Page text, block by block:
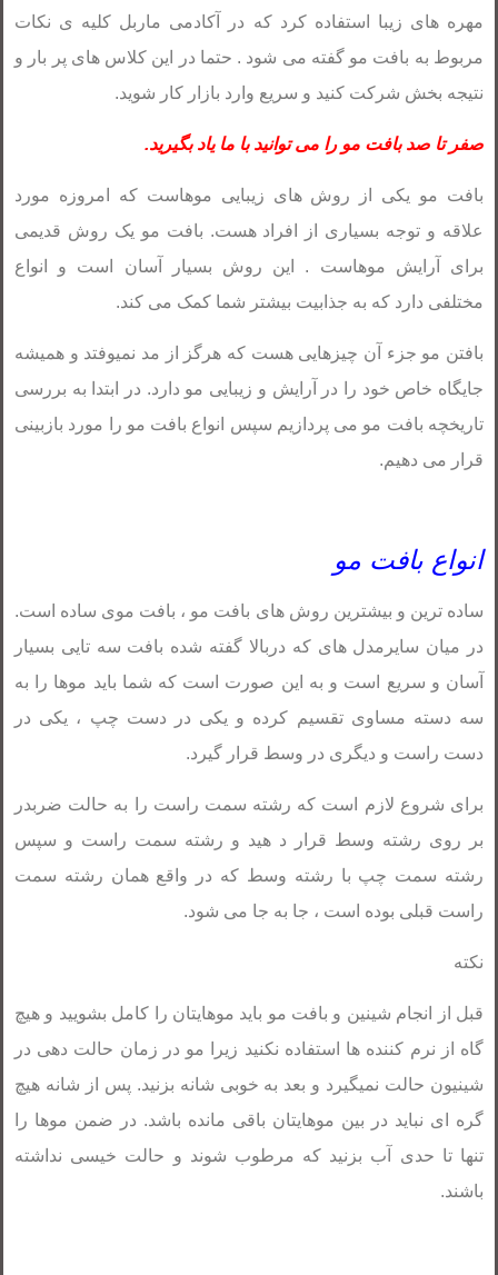
مهره های زیبا استفاده کرد که در آکادمی ماربل کلیه ی نکات
مربوط به بافت مو گفته می شود . حتما در این کلاس های پر بار و
نتیجه بخش شرکت کنید و سریع وارد بازار کار شوید.
صفر تا صد بافت مو را می توانید با ما یاد بگیرید.
بافت مو یکی از روش های زیبایی موهاست که امروزه مورد
علاقه و توجه بسیاری از افراد هست. بافت مو یک روش قدیمی
برای آرایش موهاست . این روش بسیار آسان است و انواع
مختلفی دارد که به جذابیت بیشتر شما کمک می کند.
بافتن مو جزء آن چیزهایی هست که هرگز از مد نمیوفتد و همیشه
جایگاه خاص خود را در آرایش و زیبایی مو دارد. در ابتدا به بررسی
تاریخچه بافت مو می پردازیم سپس انواع بافت مو را مورد بازبینی
قرار می دهیم.
انواع بافت مو
ساده ترین و بیشترین روش های بافت مو ، بافت موی ساده است.
در میان سایرمدل های که دربالا گفته شده بافت سه تایی بسیار
آسان و سریع است و به این صورت است که شما باید موها را به
سه دسته مساوی تقسیم کرده و یکی در دست چپ ، یکی در
دست راست و دیگری در وسط قرار گیرد.
برای شروع لازم است که رشته سمت راست را به حالت ضربدر
بر روی رشته وسط قرار د هید و رشته سمت راست و سپس
رشته سمت چپ با رشته وسط که در واقع همان رشته سمت
راست قبلی بوده است ، جا به جا می شود.
نکته
قبل از انجام شینین و بافت مو باید موهایتان را کامل بشویید و هیچ
گاه از نرم کننده ها استفاده نکنید زیرا مو در زمان حالت دهی در
شینیون حالت نمیگیرد و بعد به خوبی شانه بزنید. پس از شانه هیچ
گره ای نباید در بین موهایتان باقی مانده باشد. در ضمن موها را
تنها تا حدی آب بزنید که مرطوب شوند و حالت خیسی نداشته
باشند.